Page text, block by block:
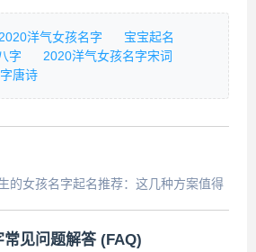
洋气女孩名字
宝宝起名
字
2020洋气女孩名字宋词
唐诗
的女孩名字起名推荐：这几种方案值得
见问题解答 (FAQ)